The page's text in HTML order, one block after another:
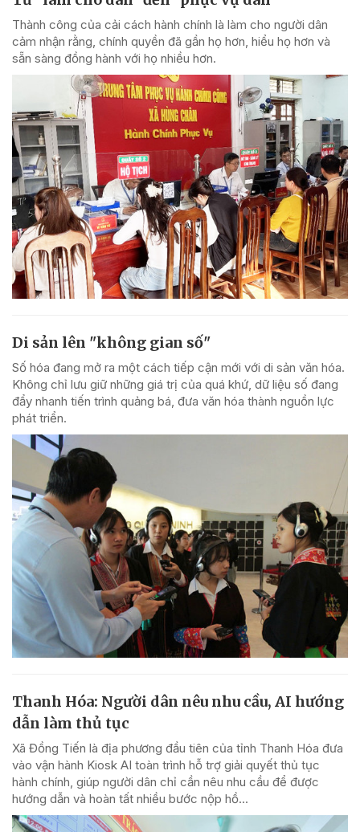
Thành công của cải cách hành chính là làm cho người dân
cảm nhận rằng, chính quyền đã gần họ hơn, hiểu họ hơn và
sẵn sàng đồng hành với họ nhiều hơn.
Di sản lên "không gian số"
Số hóa đang mở ra một cách tiếp cận mới với di sản văn hóa.
Không chỉ lưu giữ những giá trị của quá khứ, dữ liệu số đang
đẩy nhanh tiến trình quảng bá, đưa văn hóa thành nguồn lực
phát triển.
Thanh Hóa: Người dân nêu nhu cầu, AI hướng
dẫn làm thủ tục
Xã Đồng Tiến là địa phương đầu tiên của tỉnh Thanh Hóa đưa
vào vận hành Kiosk AI toàn trình hỗ trợ giải quyết thủ tục
hành chính, giúp người dân chỉ cần nêu nhu cầu để được
hướng dẫn và hoàn tất nhiều bước nộp hồ...